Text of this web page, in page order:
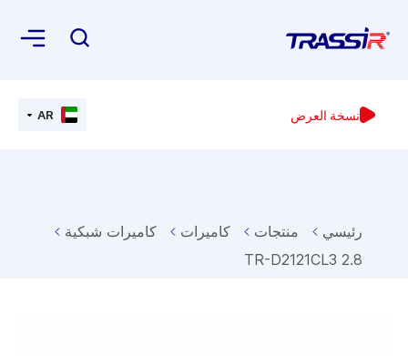
نسخة العرض AR
رئيسي منتجات كاميرات
كاميرات شبكية
TR-D2121CL3 2.8